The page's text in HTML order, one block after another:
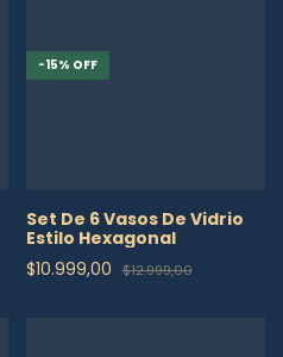
-15% OFF
Set De 6 Vasos De Vidrio
Estilo Hexagonal
$10.999,00 $12.999,00